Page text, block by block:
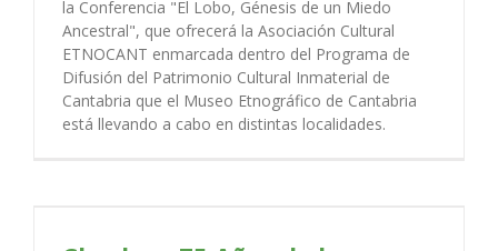
la Conferencia "El Lobo, Génesis de un Miedo
Ancestral", que ofrecerá la Asociación Cultural
ETNOCANT enmarcada dentro del Programa de
Difusión del Patrimonio Cultural Inmaterial de
Cantabria que el Museo Etnográfico de Cantabria
está llevando a cabo en distintas localidades.